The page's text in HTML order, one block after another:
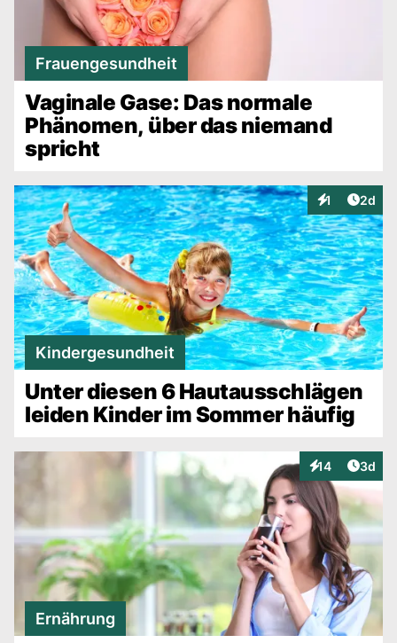
Frauengesundheit
Vaginale Gase: Das normale
Phänomen, über das niemand
spricht
1
Interaktionen
2d
Kindergesundheit
Unter diesen 6 Hautausschlägen
leiden Kinder im Sommer häufig
14
Interaktionen
3d
Ernährung